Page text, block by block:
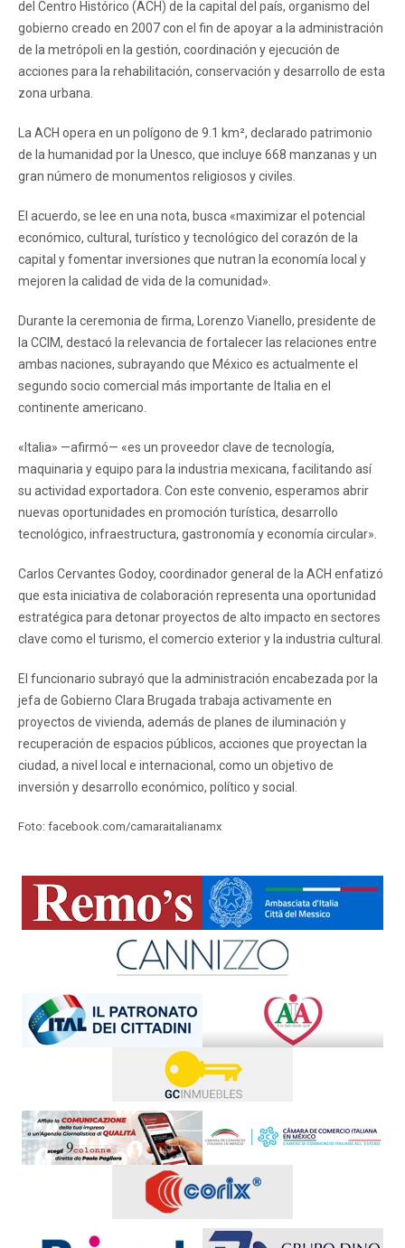
del Centro Histórico (ACH) de la capital del país, organismo del
gobierno creado en 2007 con el fin de apoyar a la administración
de la metrópoli en la gestión, coordinación y ejecución de
acciones para la rehabilitación, conservación y desarrollo de esta
zona urbana.
La ACH opera en un polígono de 9.1 km², declarado patrimonio
de la humanidad por la Unesco, que incluye 668 manzanas y un
gran número de monumentos religiosos y civiles.
El acuerdo, se lee en una nota, busca «maximizar el potencial
económico, cultural, turístico y tecnológico del corazón de la
capital y fomentar inversiones que nutran la economía local y
mejoren la calidad de vida de la comunidad».
Durante la ceremonia de firma, Lorenzo Vianello, presidente de
la CCIM, destacó la relevancia de fortalecer las relaciones entre
ambas naciones, subrayando que México es actualmente el
segundo socio comercial más importante de Italia en el
continente americano.
«Italia» —afirmó— «es un proveedor clave de tecnología,
maquinaria y equipo para la industria mexicana, facilitando así
su actividad exportadora. Con este convenio, esperamos abrir
nuevas oportunidades en promoción turística, desarrollo
tecnológico, infraestructura, gastronomía y economía circular».
Carlos Cervantes Godoy, coordinador general de la ACH enfatizó
que esta iniciativa de colaboración representa una oportunidad
estratégica para detonar proyectos de alto impacto en sectores
clave como el turismo, el comercio exterior y la industria cultural.
El funcionario subrayó que la administración encabezada por la
jefa de Gobierno Clara Brugada trabaja activamente en
proyectos de vivienda, además de planes de iluminación y
recuperación de espacios públicos, acciones que proyectan la
ciudad, a nivel local e internacional, como un objetivo de
inversión y desarrollo económico, político y social.
Foto: facebook.com/camaraitalianamx